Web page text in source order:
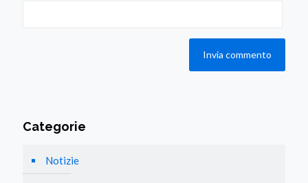
Categorie
Notizie